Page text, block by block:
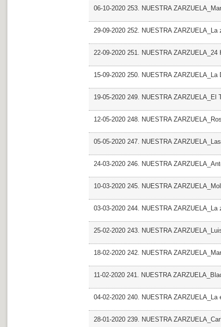
06-10-2020 253. NUESTRA
29-09-2020 252. NUESTRA ZARZUELA_La
22-09-2020 251. NUESTRA
15-09-2020 250. NUESTRA
19-05-2020 249. NUESTRA ZARZUELA_El
12-05-2020 248. NUESTRA
05-05-2020 247. NUESTRA
24-03-2020 246. NUESTRA
10-03-2020 245. NUESTRA
03-03-2020 244. NUESTRA
25-02-2020 243. NUESTRA
18-02-2020 242. NUESTRA
11-02-2020 241. NUESTRA
04-02-2020 240. NUESTRA ZARZUELA_La
28-01-2020 239. NUESTRA